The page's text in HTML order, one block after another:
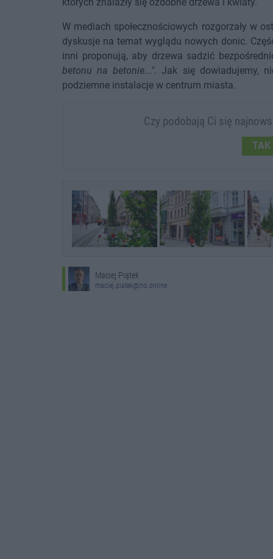
W mediach społecznościowych rozgorzały w
dyskusje na temat wyglądu nowych donic.
inni proponują, aby drzewa sadzić
betonu na betonie...". Jak się dowiadujemy,
podziemne instalacje w centrum miasta.
Czy podobają Ci się
TAK
Maciej Piątek
maciej.piatek@ino.online